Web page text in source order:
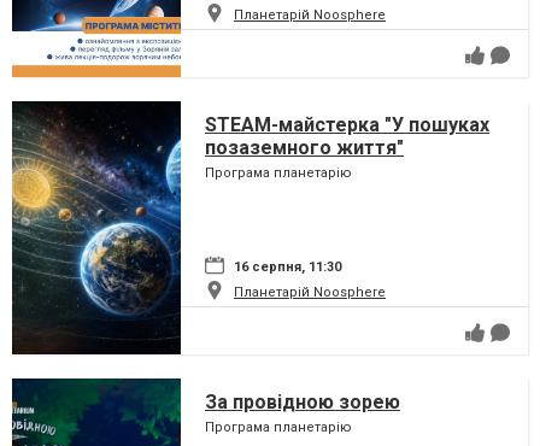
Планетарій Noosphere
STEAM-майстерка "У пошуках
позаземного життя"
Програма планетарію
16 серпня, 11:30
Планетарій Noosphere
За провідною зорею
Програма планетарію